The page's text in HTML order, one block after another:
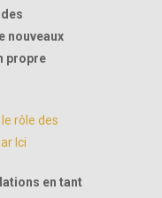
nouveaux
propre
rôle des
Ici
en tant